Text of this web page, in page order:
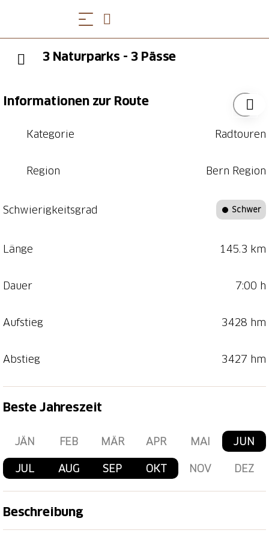
3 Naturparks - 3 Pässe
Informationen zur Route
Kategorie Radtouren
Region Bern Region
Schwierigkeitsgrad Schwer
Länge 145.3 km
Dauer 7:00 h
Aufstieg 3428 hm
Abstieg 3427 hm
Beste Jahreszeit
JÄN FEB MÄR APR MAI JUN
JUL AUG SEP OKT NOV DEZ
Beschreibung